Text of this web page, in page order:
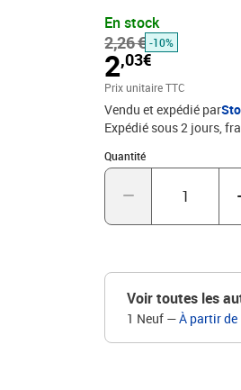
En stock
2,26 € -10%
2,03€
Prix unitaire TTC
Vendu et expédié par
Expédié sous 2 jours,
Quantité
Quantité : 1
Voir toutes les
1 Neuf —À partir de